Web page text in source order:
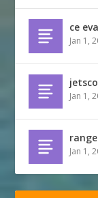
ce
Jan 1,
Jan 1,
Jan 1,